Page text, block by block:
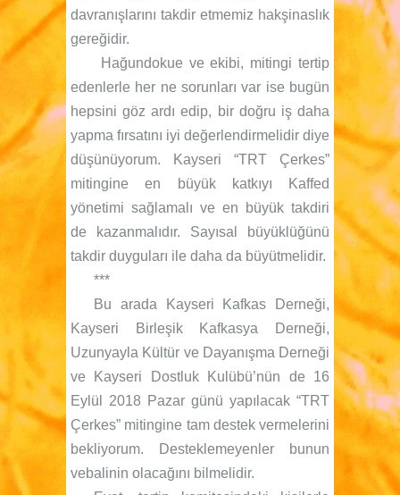
davranışlarını takdir etmemiz hakşinaslık
gereğidir.
Hağundokue ve ekibi, mitingi tertip
edenlerle her ne sorunları var ise bugün
hepsini göz ardı edip, bir doğru iş daha
yapma fırsatını iyi değerlendirmelidir diye
düşünüyorum. Kayseri “TRT Çerkes”
mitingine en büyük katkıyı Kaffed
yönetimi sağlamalı ve en büyük takdiri
de kazanmalıdır. Sayısal büyüklüğünü
takdir duyguları ile daha da büyütmelidir.
***
Bu arada Kayseri Kafkas Derneği,
Kayseri Birleşik Kafkasya Derneği,
Uzunyayla Kültür ve Dayanışma Derneği
ve Kayseri Dostluk Kulübü’nün de 16
Eylül 2018 Pazar günü yapılacak “TRT
Çerkes” mitingine tam destek vermelerini
bekliyorum. Desteklemeyenler bunun
vebalinin olacağını bilmelidir.